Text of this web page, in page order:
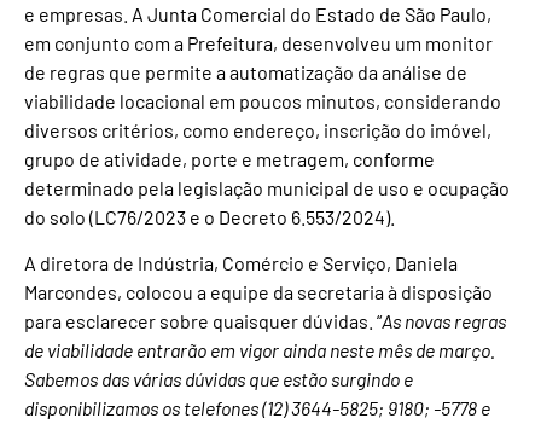
e empresas. A Junta Comercial do Estado de São Paulo,
em conjunto com a Prefeitura, desenvolveu um monitor
de regras que permite a automatização da análise de
viabilidade locacional em poucos minutos, considerando
diversos critérios, como endereço, inscrição do imóvel,
grupo de atividade, porte e metragem, conforme
determinado pela legislação municipal de uso e ocupação
do solo (LC76/2023 e o Decreto 6.553/2024).
A diretora de Indústria, Comércio e Serviço, Daniela
Marcondes, colocou a equipe da secretaria à disposição
para esclarecer sobre quaisquer dúvidas. “As novas regras
de viabilidade entrarão em vigor ainda neste mês de março.
Sabemos das várias dúvidas que estão surgindo e
disponibilizamos os telefones (12) 3644-5825; 9180; -5778 e